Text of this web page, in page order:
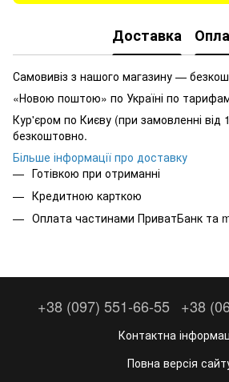
Доставка
Самовивіз з нашого магазину —
«Новою поштою» по Україні по
Кур'єром по Києву (при замовленні від
безкоштовно.
Більше інформації про доставку
Готівкою при отриманні
Кредитною карткою
Оплата частинами ПриватБанк та
+38 (097) 551-66-55 +38
Контактна
Повна версія